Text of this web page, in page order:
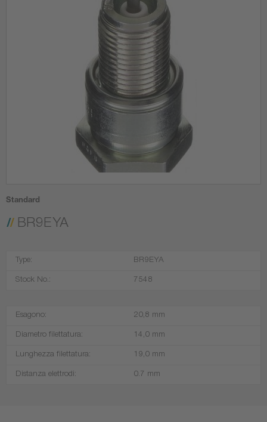
Standard
BR9EYA
Type: BR9EYA
Stock No.: 7548
Esagono: 20,8 mm
Diametro filettatura: 14,0 mm
Lunghezza filettatura: 19,0 mm
Distanza elettrodi: 0.7 mm